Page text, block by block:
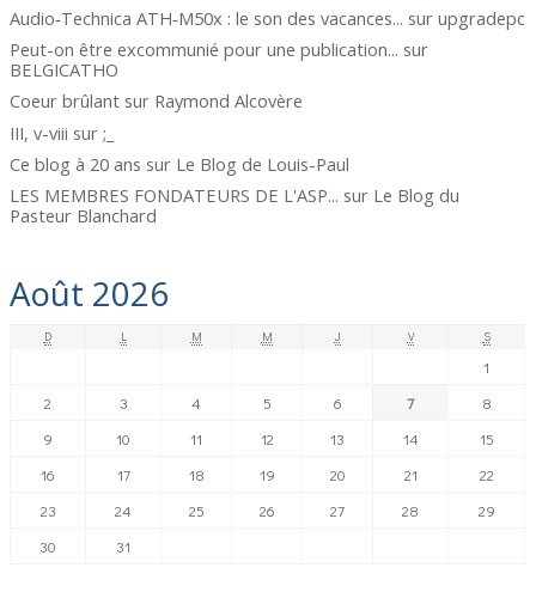
Audio‑Technica ATH‑M50x : le son des vacances... surupgradepc
Peut-on être excommunié pour une publication... sur
BELGICATHO
Coeur brûlant sur Raymond Alcovère
III, v-viii sur;_
Ce blog à 20 ans sur Le Blog de Louis-Paul
LES MEMBRES FONDATEURS DE L'ASP... sur Le Blog du
Pasteur Blanchard
Août 2026
D L M M J V S
1
2
3 4 5 6 7
8
9
10 11 12 13 14
15
16
17 18 19 20 21
22
23
24 25 26 27 28
29
30
31